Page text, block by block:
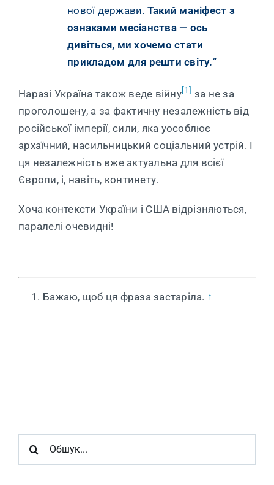
нової держави. Такий маніфест з
ознаками месіанства — ось
дивіться, ми хочемо стати
прикладом для решти світу.“
Наразі Україна також веде війну[1] за не за
проголошену, а за фактичну незалежність від
російської імперії, сили, яка уособлює
архаїчний, насильницький соціальний устрій. І
ця незалежність вже актуальна для всієї
Європи, і, навіть, континету.
Хоча контексти України і США відрізняються,
паралелі очевидні!
Бажаю, щоб ця фраза застаріла. ↑